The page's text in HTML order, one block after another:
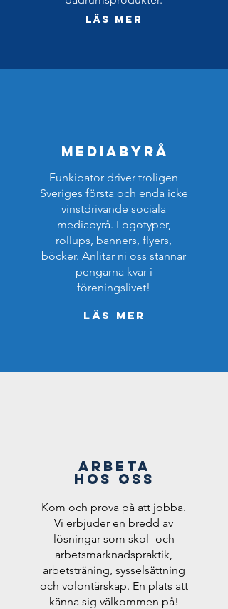
Läs mer
Mediabyrå
Funkibator driver troligen
Sveriges första och enda icke
vinstdrivande sociala
mediabyrå. Logotyper,
rollups, banners, flyers,
böcker. Anlitar ni oss stannar
pengarna kvar i
föreningslivet!
Läs mer
Arbeta
hos oss
Kom och prova på att jobba.
Vi erbjuder en bredd av
lösningar som skol- och
arbetsmarknadspraktik,
arbetsträning, sysselsättning
och volontärskap. En plats att
känna sig välkommen på!